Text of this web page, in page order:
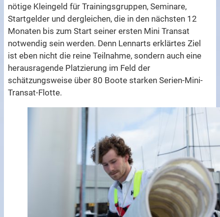
nötige Kleingeld für Trainingsgruppen, Seminare,
Startgelder und dergleichen, die in den nächsten 12
Monaten bis zum Start seiner ersten Mini Transat
notwendig sein werden. Denn Lennarts erklärtes Ziel
ist eben nicht die reine Teilnahme, sondern auch eine
herausragende Platzierung im Feld der
schätzungsweise über 80 Boote starken Serien-Mini-
Transat-Flotte.